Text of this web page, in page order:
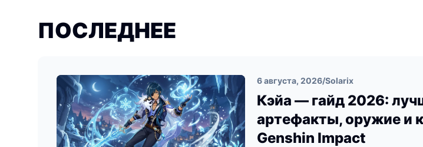
ПОСЛЕДНЕЕ
6 августа, 2026/Solarix
Кэйа — гайд 2026:
артефакты, оружие и
Genshin Impact